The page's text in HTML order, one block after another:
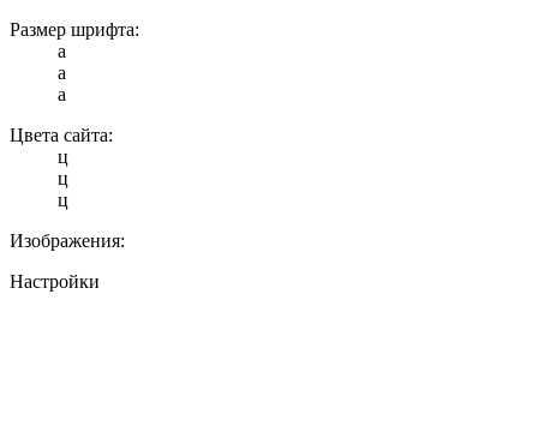
Размер шрифта:
a
a
a
Цвета сайта:
ц
ц
ц
Изображения:
Настройки